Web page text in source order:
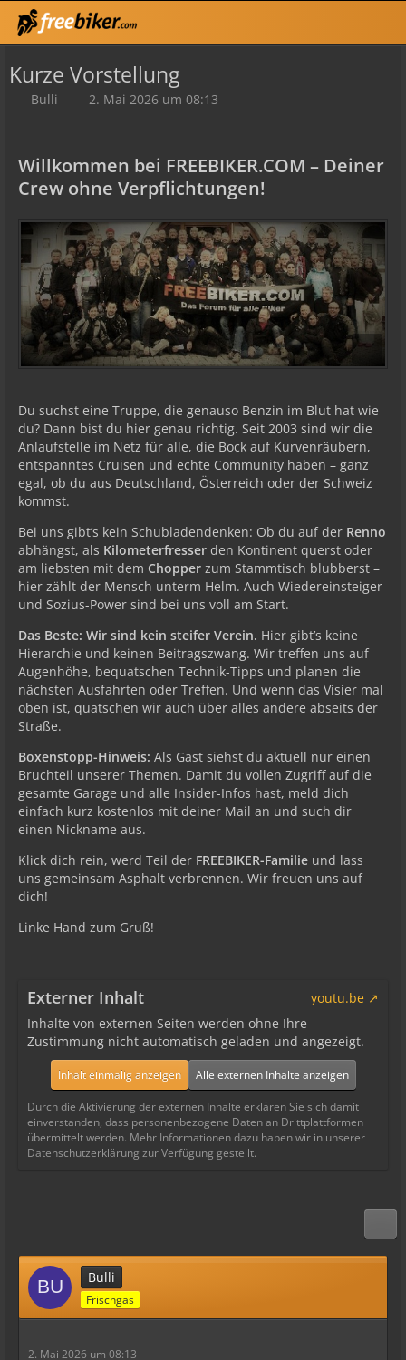
Kurze Vorstellung
Bulli 2. Mai 2026 um 08:13
Willkommen bei FREEBIKER.COM – Deiner
Crew ohne Verpflichtungen!
Du suchst eine Truppe, die genauso Benzin im Blut hat wie
du? Dann bist du hier genau richtig. Seit 2003 sind wir die
Anlaufstelle im Netz für alle, die Bock auf Kurvenräubern,
entspanntes Cruisen und echte Community haben – ganz
egal, ob du aus Deutschland, Österreich oder der Schweiz
kommst.
Bei uns gibt’s kein Schubladendenken: Ob du auf der Renno
abhängst, als Kilometerfresser den Kontinent querst oder
am liebsten mit dem Chopper zum Stammtisch blubberst –
hier zählt der Mensch unterm Helm. Auch Wiedereinsteiger
und Sozius-Power sind bei uns voll am Start.
Das Beste: Wir sind kein steifer Verein. Hier gibt’s keine
Hierarchie und keinen Beitragszwang. Wir treffen uns auf
Augenhöhe, bequatschen Technik-Tipps und planen die
nächsten Ausfahrten oder Treffen. Und wenn das Visier mal
oben ist, quatschen wir auch über alles andere abseits der
Straße.
Boxenstopp-Hinweis: Als Gast siehst du aktuell nur einen
Bruchteil unserer Themen. Damit du vollen Zugriff auf die
gesamte Garage und alle Insider-Infos hast, meld dich
einfach kurz kostenlos mit deiner Mail an und such dir
einen Nickname aus.
Klick dich rein, werd Teil der FREEBIKER-Familie und lass
uns gemeinsam Asphalt verbrennen. Wir freuen uns auf
dich!
Linke Hand zum Gruß!
Externer Inhalt
youtu.be
Inhalte von externen Seiten werden ohne Ihre
Zustimmung nicht automatisch geladen und angezeigt.
Inhalt einmalig anzeigen Alle externen Inhalte anzeigen
Durch die Aktivierung der externen Inhalte erklären Sie sich damit
einverstanden, dass personenbezogene Daten an Drittplattformen
übermittelt werden. Mehr Informationen dazu haben wir in unserer
Datenschutzerklärung zur Verfügung gestellt.
Bulli
Frischgas
2. Mai 2026 um 08:13